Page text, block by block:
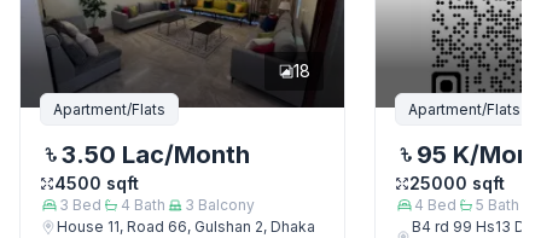
18
Apartment/Flats
3.50 Lac/Month
4500 sqft
3 Bed 4 Bath 3 Balcony
House 11, Road 66, Gulshan 2, Dhaka
Apartment/Flats
95 K/
25000 sqft
4 Bed 5 Bath
B4 rd 99 Hs13